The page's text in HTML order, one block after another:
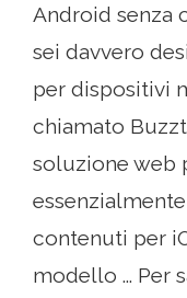
Android senza
sei davvero
per dispositivi
chiamato
soluzione web
contenuti per
modello ... Per